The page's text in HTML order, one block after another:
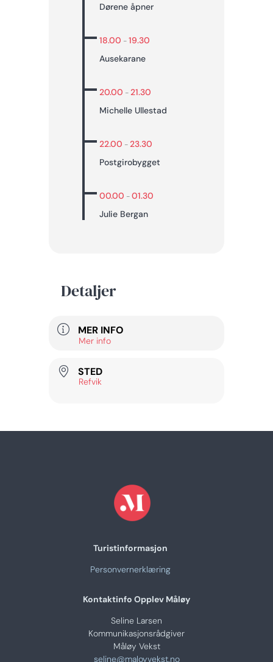
Dørene åpner
18.00 -19.30
Ausekarane
20.00 -21.30
Michelle Ullestad
22.00 -23.30
Postgirobygget
00.00 -01.30
Julie Bergan
Detaljer
MER INFO
Mer info
STED
Refvik
Turistinformasjon
Personvernerklæring
Kontaktinfo Opplev Måløy
Seline Larsen
Kommunikasjonsrådgiver
Måløy Vekst
seline@maloyvekst.no